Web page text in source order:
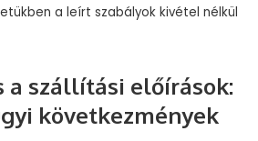
a leírt szabályok kivétel nélkül
a szállítási előírások:
következmények